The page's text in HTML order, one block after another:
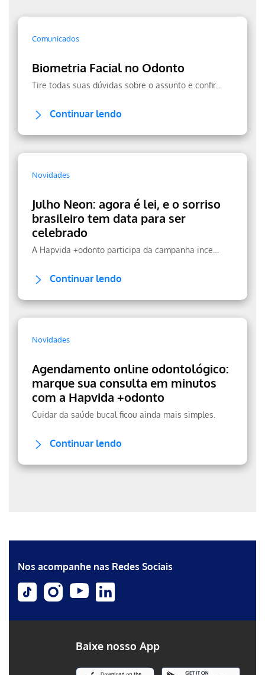
Comunicados
Biometria Facial no Odonto
Continuar lendo
Novidades
Julho Neon: agora é lei, e o sorriso
brasileiro tem data para ser
celebrado
Continuar lendo
Novidades
Agendamento online odontológico:
marque sua consulta em minutos
com a Hapvida +odonto
Cuidar da saúde bucal ficou ainda mais simples.
Continuar lendo
Nos acompanhe nas Redes Sociais
Baixe nosso App